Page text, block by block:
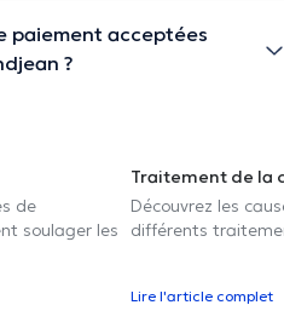
paiement acceptées
?
de
soulager les
Traitement de la
Découvrez les
différents
Lire l'article complet